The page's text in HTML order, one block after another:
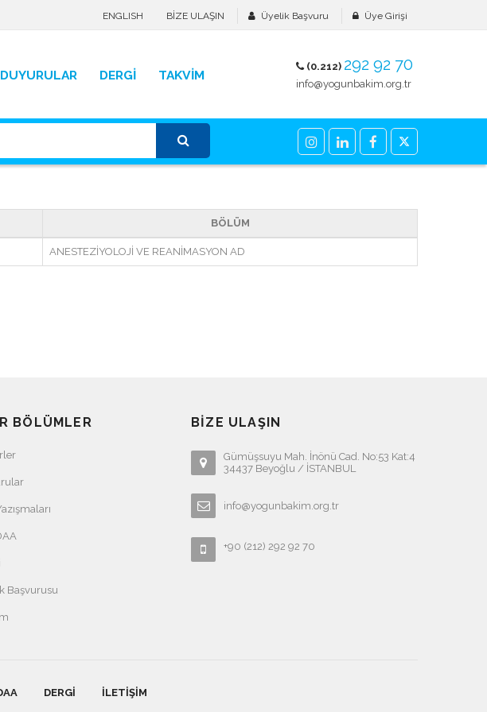
ENGLISH BİZE ULAŞIN Üyelik Başvuru Üye Girişi
DUYURULAR DERGİ TAKVİM
(0.212) 292 92 70
info@yogunbakim.org.tr
BÖLÜM
ANESTEZİYOLOJİ VE REANİMASYON AD
BÖLÜMLER
Başvurusu
BIZE ULAŞIN
Gümüşsuyu Mah. İnönü Cad. No:53 Kat:4
34437 Beyoğlu / İSTANBUL
info@yogunbakim.org.tr
+90 (212) 292 92 70
DERGI İLETIŞIM